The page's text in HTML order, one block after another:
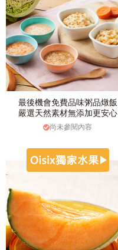
最後機會免費品味粥品燉飯
嚴選天然素材無添加更安心
尚未參閱內容